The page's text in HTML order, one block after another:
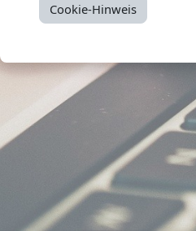
Cookie-Hinweis